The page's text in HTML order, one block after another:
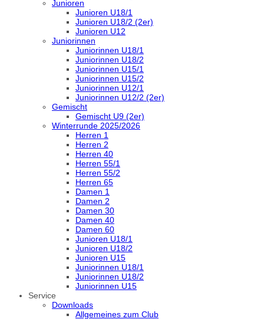
Junioren
Junioren U18/1
Junioren U18/2 (2er)
Junioren U12
Juniorinnen
Juniorinnen U18/1
Juniorinnen U18/2
Juniorinnen U15/1
Juniorinnen U15/2
Juniorinnen U12/1
Juniorinnen U12/2 (2er)
Gemischt
Gemischt U9 (2er)
Winterrunde 2025/2026
Herren 1
Herren 2
Herren 40
Herren 55/1
Herren 55/2
Herren 65
Damen 1
Damen 2
Damen 30
Damen 40
Damen 60
Junioren U18/1
Junioren U18/2
Junioren U15
Juniorinnen U18/1
Juniorinnen U18/2
Juniorinnen U15
Service
Downloads
Allgemeines zum Club